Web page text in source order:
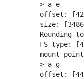
  > a e
offset:
size:
Rounding
FS type:
mount
  > a g
offset: